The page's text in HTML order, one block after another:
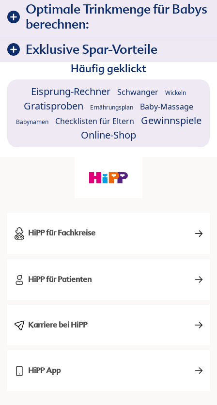
Optimale Trinkmenge für Babys
berechnen:
Exklusive Spar-Vorteile
Häufig geklickt
Eisprung-Rechner Schwanger Wickeln
Gratisproben Ernährungsplan Baby-Massage
Babynamen Checklisten für Eltern
Gewinnspiele
Online-Shop
HiPP für Fachkreise
HiPP für Patienten
Karriere bei HiPP
HiPP App